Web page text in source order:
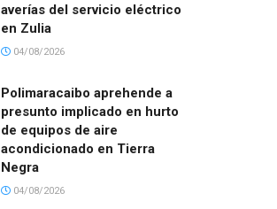
averías del servicio eléctrico
en Zulia
04/08/2026
Polimaracaibo aprehende a
presunto implicado en hurto
de equipos de aire
acondicionado en Tierra
Negra
04/08/2026